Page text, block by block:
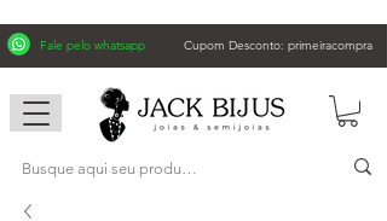
Fale pelo whatsapp Cupom Desconto: primeiracompra